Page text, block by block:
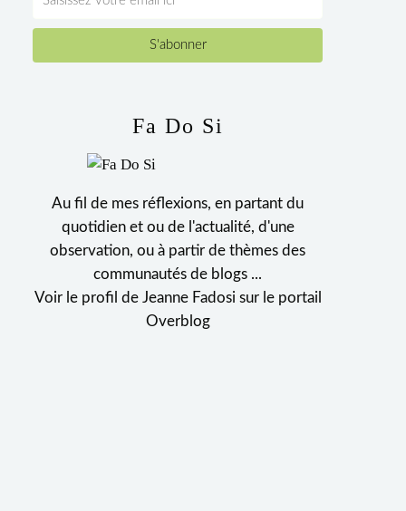
Fa Do Si
Au fil de mes réflexions, en partant du
quotidien et ou de l'actualité, d'une
observation, ou à partir de thèmes des
communautés de blogs ...
Voir le profil de Jeanne Fadosi sur le portail
Overblog